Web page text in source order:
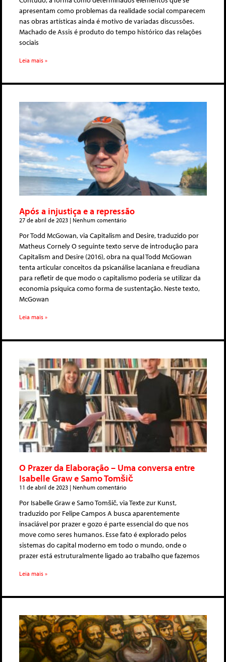
apresentam como problemas da realidade social comparecem
nas obras artísticas ainda é motivo de variadas discussões.
Machado de Assis é produto do tempo histórico das relações
sociais
Leia mais »
Após a injustiça e a repressão
27 de abril de 2023 Nenhum comentário
Por Todd McGowan, via Capitalism and Desire, traduzido por
Matheus Cornely O seguinte texto serve de introdução para
Capitalism and Desire (2016), obra na qual Todd McGowan
tenta articular conceitos da psicanálise lacaniana e freudiana
para refletir de que modo o capitalismo poderia se utilizar da
economia psíquica como forma de sustentação. Neste texto,
McGowan
Leia mais »
O Prazer da Elaboração – Uma conversa entre
Isabelle Graw e Samo Tomšič
11 de abril de 2023 Nenhum comentário
Por Isabelle Graw e Samo Tomšič, via Texte zur Kunst,
traduzido por Felipe Campos A busca aparentemente
insaciável por prazer e gozo é parte essencial do que nos
move como seres humanos. Esse fato é explorado pelos
sistemas do capital moderno em todo o mundo, onde o
prazer está estruturalmente ligado ao trabalho que fazemos
Leia mais »